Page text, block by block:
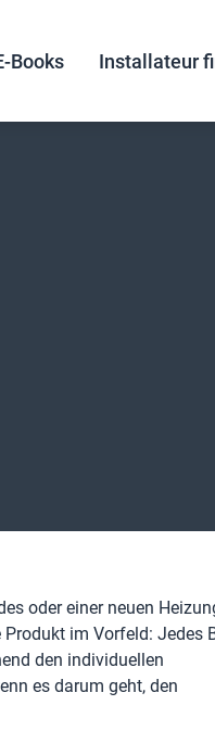
Books Installateur
oder einer neuen
im Vorfeld: Jedes
den individuellen
es darum geht, den